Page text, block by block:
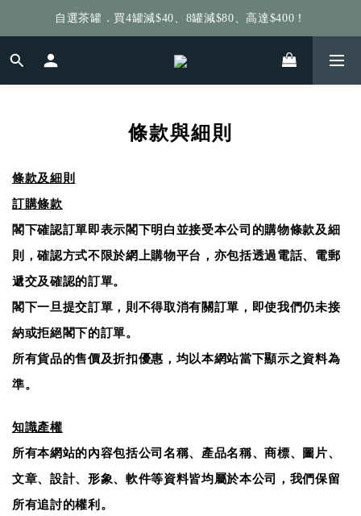
給個訂單好評，立即送你 $5 購物金！
自選茶罐．買4罐減$40、8罐減$80、高達$400！
給個訂單好評，立即送你 $5 購物金！
條款與細則
條款及細則
訂購條款
閣下確認訂單即表示閣下明白並接受本公司的購物條款及細
則，確認方式不限於網上購物平台，亦包括透過電話、電郵
遞交及確認的訂單。
閣下一旦提交訂單，則不得取消有關訂單，即使我們仍未接
納或拒絕閣下的訂單。
所有貨品的售價及折扣優惠，均以本網站當下顯示之資料為
準。
知識產權
所有本網站的內容包括公司名稱、產品名稱、商標、圖片、
文章、設計、形象、軟件等資料皆均屬於本公司，我們保留
所有追討的權利。